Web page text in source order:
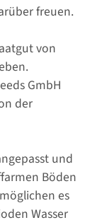
freuen.
von
GmbH
der
und
Böden
es
Wasser